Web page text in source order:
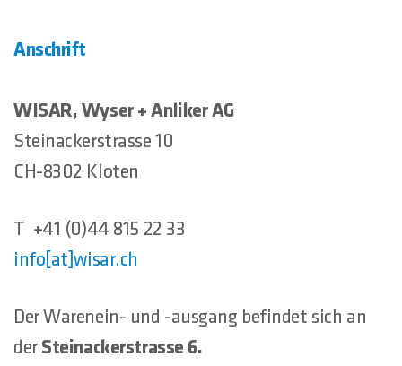
Anschrift
WISAR, Wyser + Anliker AG
Steinackerstrasse 10
CH-8302 Kloten
T +41 (0)44 815 22 33
info[at]wisar.ch
Der Warenein- und -ausgang befindet sich an
der Steinackerstrasse 6.